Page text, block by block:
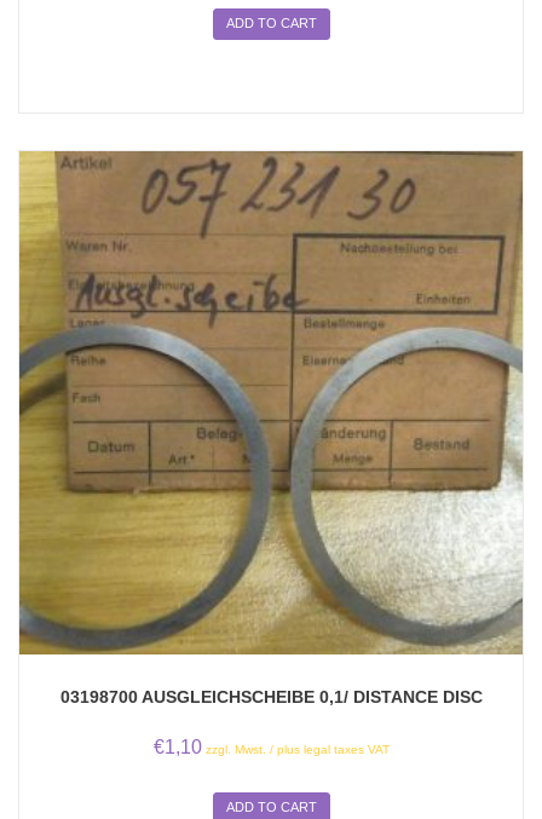
ADD TO CART
03198700 AUSGLEICHSCHEIBE 0,1/ DISTANCE DISC
€1,10 zzgl. Mwst. / plus legal taxes VAT
ADD TO CART